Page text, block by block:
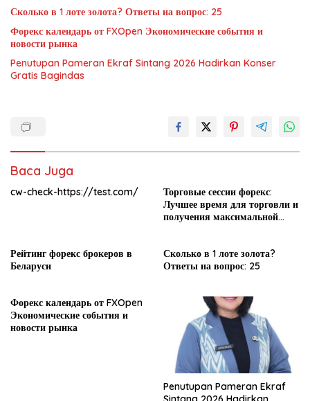
Сколько в 1 лоте золота? Ответы на вопрос: 25
Форекс календарь от FXOpen Экономические события и
новости рынка
Penutupan Pameran Ekraf Sintang 2026 Hadirkan Konser
Gratis Bagindas
Baca Juga
cw-check-https://test.com/
Торговые сессии форекс:
Лучшее время для торговли и
получения максимальной
Рейтинг форекс брокеров в
Беларуси
Сколько в 1 лоте золота?
Ответы на вопрос: 25
Форекс календарь от FXOpen
Экономические события и
новости рынка
Penutupan Pameran Ekraf